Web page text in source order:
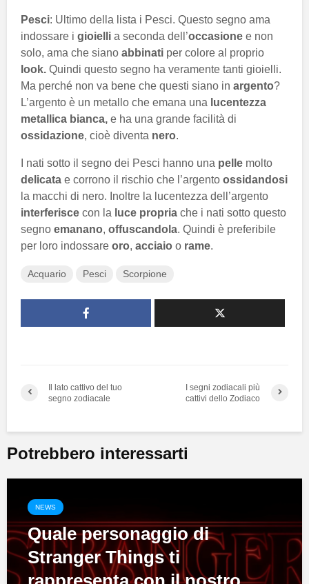
Pesci: Ultimo della lista i Pesci. Questo segno ama
indossare i gioielli a seconda dell’occasione e non
solo, ama che siano abbinati per colore al proprio
look. Quindi questo segno ha veramente tanti gioielli.
Ma perché non va bene che questi siano in argento?
L’argento è un metallo che emana una lucentezza
metallica bianca, e ha una grande facilità di
ossidazione, cioè diventa nero.
I nati sotto il segno dei Pesci hanno una pelle molto
delicata e corrono il rischio che l’argento ossidandosi
la macchi di nero. Inoltre la lucentezza dell’argento
interferisce con la luce propria che i nati sotto questo
segno emanano, offuscandola. Quindi è preferibile
per loro indossare oro, acciaio o rame.
Acquario Pesci Scorpione
Il lato cattivo del tuo
segno zodiacale
I segni zodiacali più
cattivi dello Zodiaco
Potrebbero interessarti
NEWS
Quale personaggio di
Stranger Things ti